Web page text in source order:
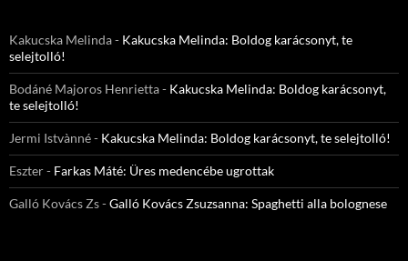
Kakucska Melinda- Kakucska Melinda: Boldog karácsonyt, te
selejtolló!
Bodáné Majoros Henrietta- Kakucska Melinda: Boldog karácsonyt,
te selejtolló!
Jermi Istvànné- Kakucska Melinda: Boldog karácsonyt, te selejtolló!
Eszter- Farkas Máté: Üres medencébe ugrottak
Galló Kovács Zs-Galló Kovács Zsuzsanna: Spaghetti alla bolognese